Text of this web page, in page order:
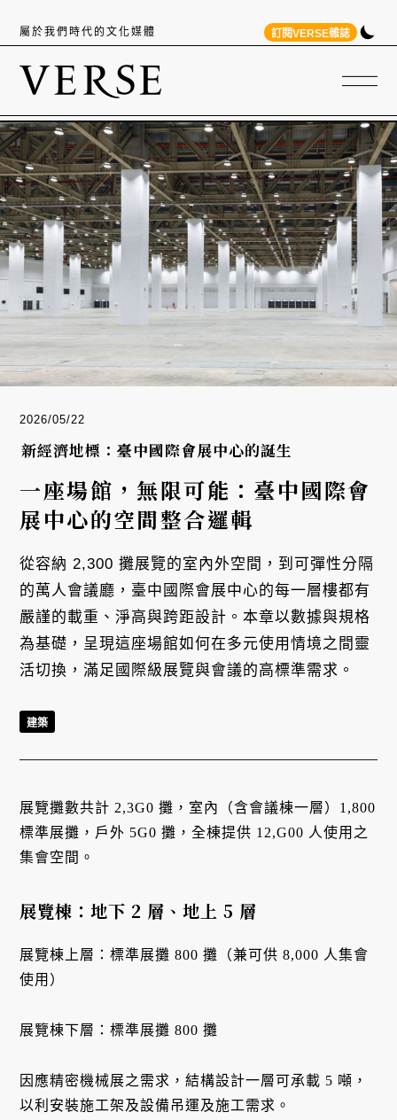
屬於我們時代的文化媒體 訂閱VERSE雜誌
2026/05/22
新經濟地標：臺中國際會展中心的誕生
一座場館，無限可能：臺中國際會
展中心的空間整合邏輯
從容納 2,300 攤展覽的室內外空間，到可彈性分隔
的萬人會議廳，臺中國際會展中心的每一層樓都有
嚴謹的載重、淨高與跨距設計。本章以數據與規格
為基礎，呈現這座場館如何在多元使用情境之間靈
活切換，滿足國際級展覽與會議的高標準需求。
展覽攤數共計 2,3G0 攤，室內（含會議棟一層）1,800
標準展攤，戶外 5G0 攤，全棟提供 12,G00 人使用之
集會空間。
展覽棟：地下 2 層、地上 5 層
展覽棟上層：標準展攤 800 攤（兼可供 8,000 人集會
使用）
展覽棟下層：標準展攤 800 攤
因應精密機械展之需求，結構設計一層可承載 5 噸，
以利安裝施工架及設備吊運及施工需求。
建築